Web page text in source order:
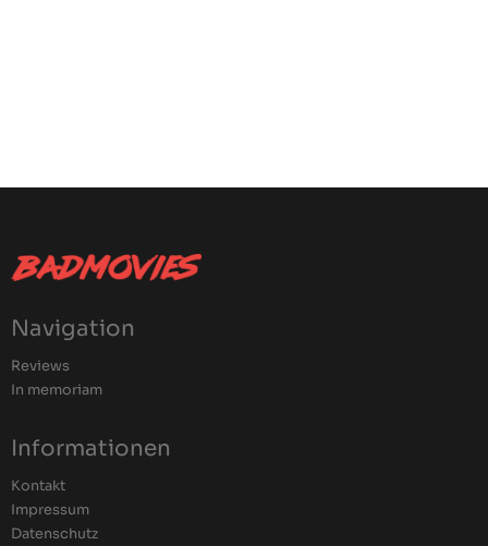
Navigation
Reviews
In memoriam
Informationen
Kontakt
Impressum
Datenschutz